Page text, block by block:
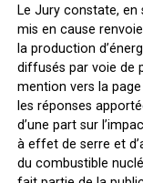
Le Jury constate, en
mis en cause
la production
diffusés par voie de
mention vers la
les réponses
d’une part sur
à effet de serre et
du combustible